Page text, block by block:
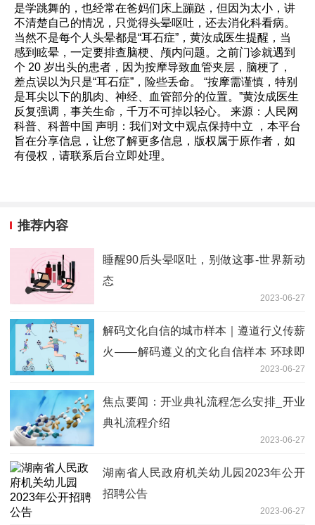
是学跳舞的，也经常在爸妈们床上蹦跶，但因为太小，讲
不清楚自己的情况，只觉得头晕呕吐，还去消化科看病。
当然不是每个人头晕都是“耳石症”，黄汝成医生提醒，当
感到眩晕，一定要排查脑梗、颅内问题。之前门诊就遇到
个 20 岁出头的患者，因为按摩导致血管夹层，脑梗了，
差点误以为只是“耳石症”，险些丢命。 “按摩需谨慎，特别
是耳尖以下的肌肉、神经、血管部分的位置。”黄汝成医生
反复强调，事关生命，千万不可掉以轻心。 来源：人民网
科普、科普中国 声明：我们对文中观点保持中立 ，本平台
旨在分享信息，让您了解更多信息，版权属于原作者，如
有侵权，请联系后台立即处理。
推荐内容
睡醒90后头晕呕吐，别做这事-世界新动
态
2023-06-27
解码文化自信的城市样本｜遵道行义传薪
火——解码遵义的文化自信样本 环球即
2023-06-27
焦点要闻：开业典礼流程怎么安排_开业
典礼流程介绍
2023-06-27
湖南省人民政府机关幼儿园2023年公开
招聘公告
2023-06-27